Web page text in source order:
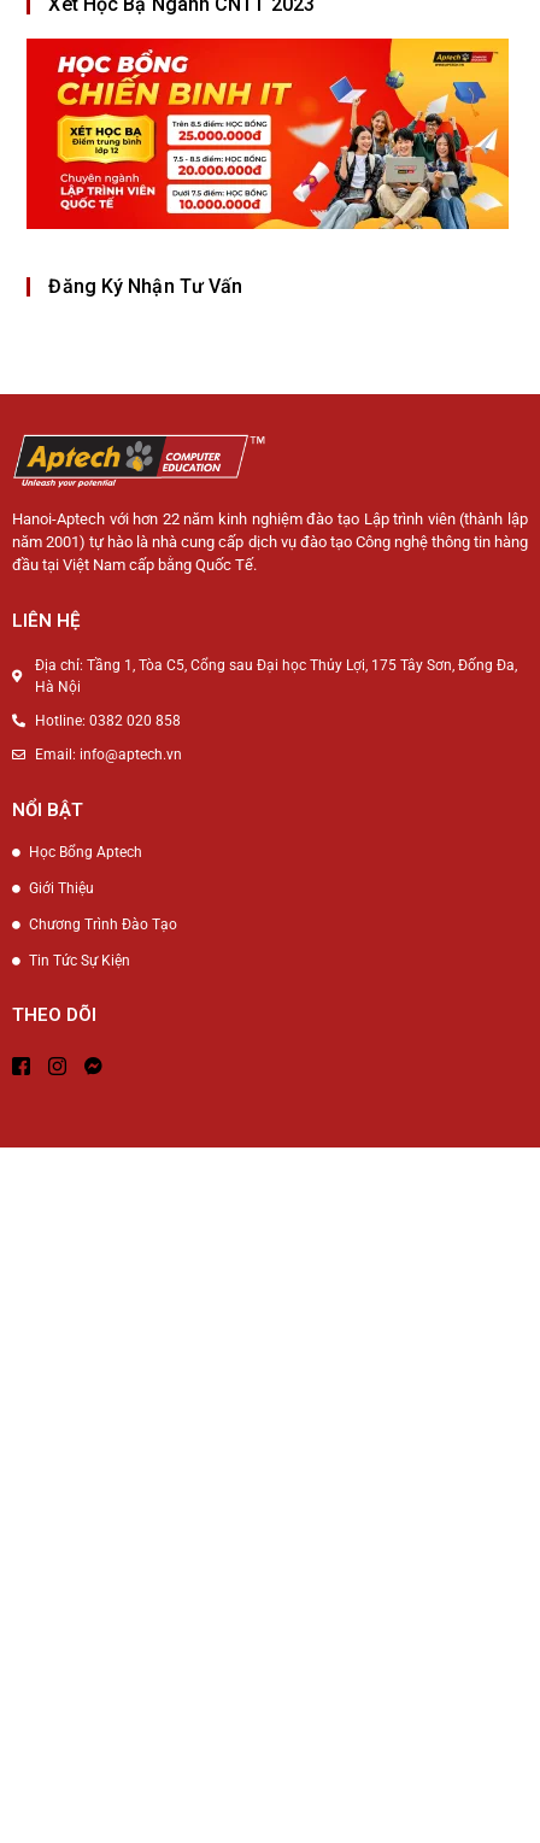
Đăng Ký Nhận Tư Vấn
Hanoi-Aptech với hơn 22 năm kinh nghiệm đào tạo Lập trình viên (thành lập
năm 2001) tự hào là nhà cung cấp dịch vụ đào tạo Công nghệ thông tin hàng
đầu tại Việt Nam cấp bằng Quốc Tế.
LIÊN HỆ
Địa chỉ: Tầng 1, Tòa C5, Cổng sau Đại học Thủy Lợi, 175 Tây Sơn, Đống Đa,
Hà Nội
Hotline: 0382 020 858
Email: info@aptech.vn
NỔI BẬT
Học Bổng Aptech
Giới Thiệu
Chương Trình Đào Tạo
Tin Tức Sự Kiện
THEO DÕI